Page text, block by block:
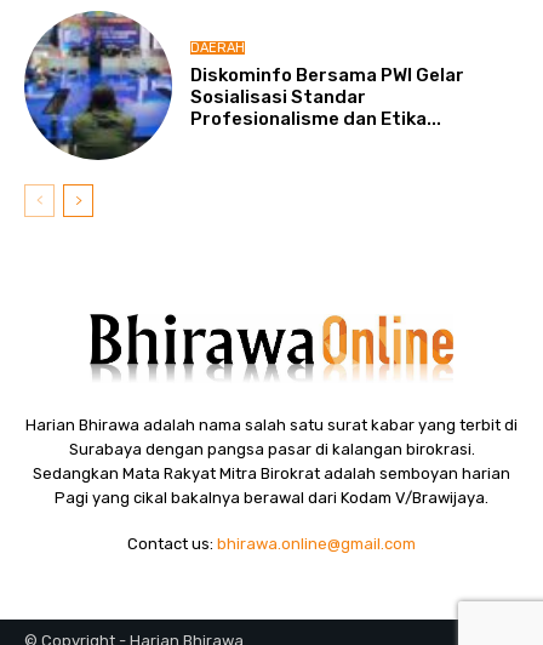
DAERAH
Diskominfo Bersama PWI Gelar
Sosialisasi Standar
Profesionalisme dan Etika...
Harian Bhirawa adalah nama salah satu surat kabar yang terbit di
Surabaya dengan pangsa pasar di kalangan birokrasi.
Sedangkan Mata Rakyat Mitra Birokrat adalah semboyan harian
Pagi yang cikal bakalnya berawal dari Kodam V/Brawijaya.
Contact us: bhirawa.online@gmail.com
© Copyright - Harian Bhirawa